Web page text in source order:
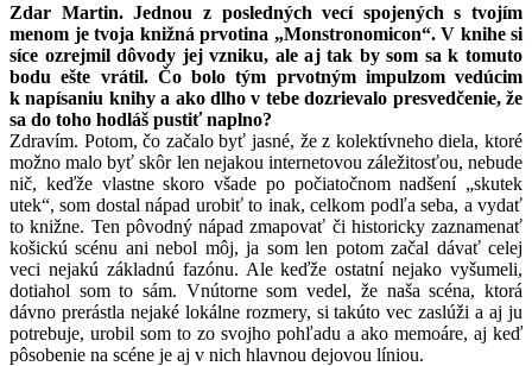
Zdar Martin. Jednou z posledných vecí spojených s tvojím
menom je tvoja knižná prvotina „Monstronomicon“. V knihe si
síce ozrejmil dôvody jej vzniku, ale aj tak by som sa k tomuto
bodu ešte vrátil. Čo bolo tým prvotným impulzom vedúcim
k napísaniu knihy a ako dlho v tebe dozrievalo presvedčenie, že
sa do toho hodláš pustiť naplno?
Zdravím. Potom, čo začalo byť jasné, že z kolektívneho diela, ktoré
možno malo byť skôr len nejakou internetovou záležitosťou, nebude
nič, keďže vlastne skoro všade po počiatočnom nadšení „skutek
utek“, som dostal nápad urobiť to inak, celkom podľa seba, a vydať
to knižne. Ten pôvodný nápad zmapovať či historicky zaznamenať
košickú scénu ani nebol môj, ja som len potom začal dávať celej
veci nejakú základnú fazónu. Ale keďže ostatní nejako vyšumeli,
dotiahol som to sám. Vnútorne som vedel, že naša scéna, ktorá
dávno prerástla nejaké lokálne rozmery, si takúto vec zaslúži a aj ju
potrebuje, urobil som to zo svojho pohľadu a ako memoáre, aj keď
pôsobenie na scéne je aj v nich hlavnou dejovou líniou.